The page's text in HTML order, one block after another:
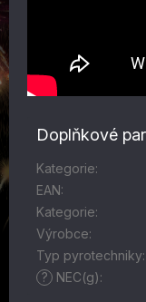
Doplňkové
Kategorie:
EAN:
Kategorie:
Výrobce:
Typ pyrotechniky:
?
NEC(g):